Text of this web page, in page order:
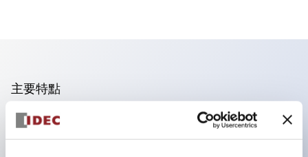
主要特點
可進行集合密著安裝
附鎖選擇開關採用高安全性的彈子鎖結構